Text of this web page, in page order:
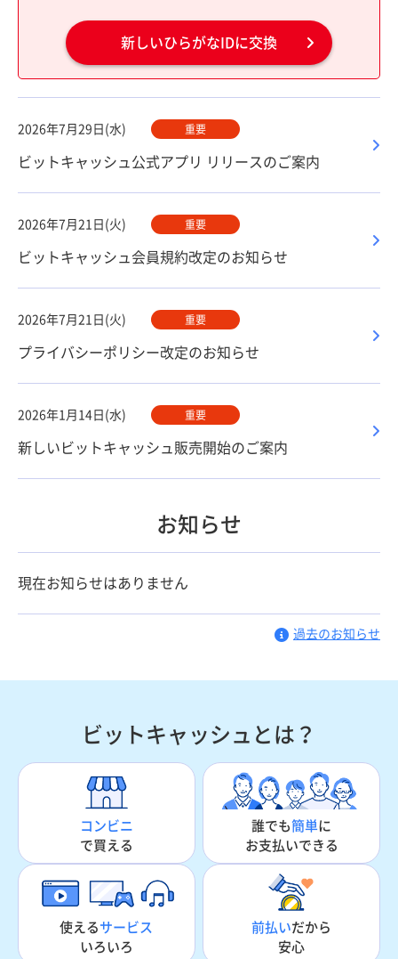
新しいひらがなIDに交換
2026年7月29日(水) 重要
ビットキャッシュ公式アプリ リリースのご案内
2026年7月21日(火) 重要
ビットキャッシュ会員規約改定のお知らせ
2026年7月21日(火) 重要
プライバシーポリシー改定のお知らせ
2026年1月14日(水) 重要
新しいビットキャッシュ販売開始のご案内
お知らせ
現在お知らせはありません
過去のお知らせ
ビットキャッシュとは？
コンビニ
で買える
誰でも簡単に
お支払いできる
使える サービス
いろいろ
前払いだから
安心